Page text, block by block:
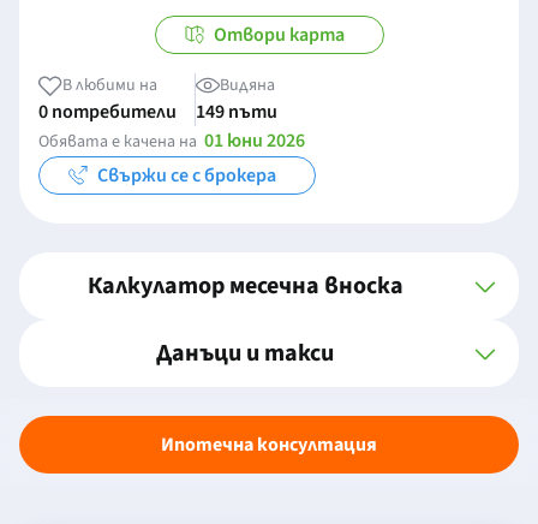
Отвори карта
В любими на
0 потребители
Видяна
149 пъти
Обявата е качена на 01 юни 2026
Свържи се с брокера
Калкулатор месечна вноска
Данъци и такси
Ипотечна консултация